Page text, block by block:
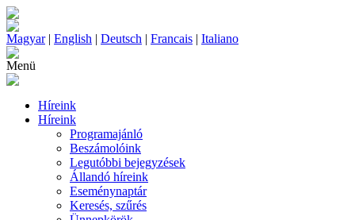
Magyar| English | Deutsch | Francais | Italiano
Menü
Híreink
Híreink
Programajánló
Beszámolóink
Legutóbbi bejegyzések
Állandó híreink
Eseménynaptár
Keresés, szűrés